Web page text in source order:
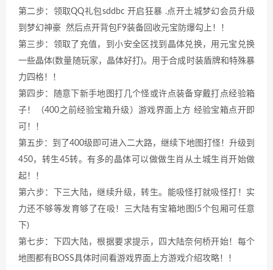
第二步：领取QQ礼包sddbc 开启狂暴 .点开土城梦幻会员升级
到梦幻神豪 然后点开背包F9装备回收元宝防爆勾上！！
第三步：领取了充值，到小安全区找到晶体兑换，用元宝兑换
一些晶体(数量随玩家，晶体好打)。用于合成时装盾牌和特殊暴
力四格！！
第四步：随意下新手地图打几个怪或许点装备穿戴打点经验箱
子！（400之前经验宝箱升级）游戏界面上方 经验宝箱点开即
可！！
第五步：到了400级即可进入二大路，继续下地图打怪！升级到
450，转生45转。有多的晶体可以做做生肖从土城生肖开始做
起！！
第六步：下三大陆，继续升级，转生。能吸怪打就吸怪打！实
力还不够等发育够了在吸！三大陆有宝箱地图(5个包厢可任意
下)
第七步：下四大陆，根据要求提示，四大陆奈何桥开始！每个
地图都有BOSS具体时间看游戏界面上方游戏介绍攻略！！